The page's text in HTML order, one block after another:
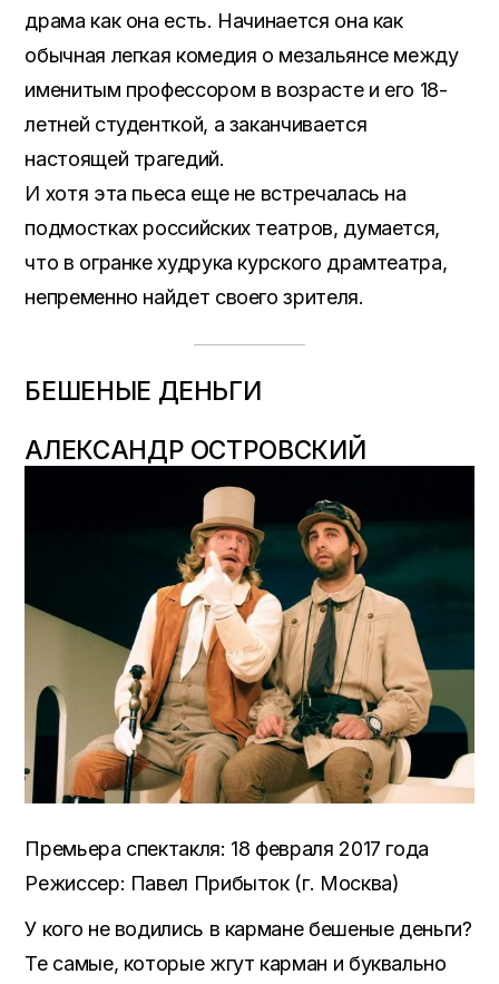
драма как она есть. Начинается она как
обычная легкая комедия о мезальянсе между
именитым профессором в возрасте и его 18-
летней студенткой, а заканчивается
настоящей трагедий.
И хотя эта пьеса еще не встречалась на
подмостках российских театров, думается,
что в огранке худрука курского драмтеатра,
непременно найдет своего зрителя.
БЕШЕНЫЕ ДЕНЬГИ
АЛЕКСАНДР ОСТРОВСКИЙ
Премьера спектакля: 18 февраля 2017 года
Режиссер: Павел Прибыток (г. Москва)
У кого не водились в кармане бешеные деньги?
Те самые, которые жгут карман и буквально